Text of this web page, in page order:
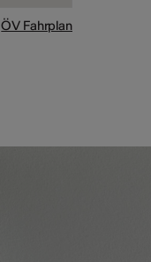
ÖV Fahrplan